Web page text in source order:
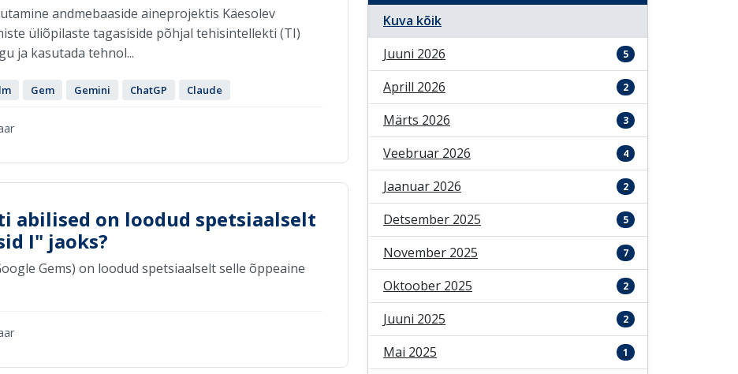
andmebaaside aineprojektis Käesolev
üliõpilaste tagasiside põhjal tehisintellekti (TI)
ja kasutada tehnol...
Gem Gemini ChatGP Claude
on loodud spetsiaalselt
I" jaoks?
Gems) on loodud spetsiaalselt selle õppeaine
Kuva kõik
Juuni 2026
5
Aprill 2026 2
Märts 2026 3
Veebruar 2026 4
Jaanuar 2026 2
Detsember 2025 5
November 2025 7
Oktoober 2025 2
Juuni 2025 2
Mai 2025 1